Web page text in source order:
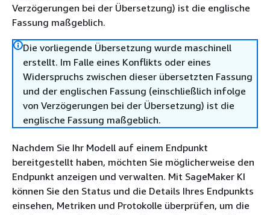
Verzögerungen bei der Übersetzung) ist die englische
Fassung maßgeblich.
Die vorliegende Übersetzung wurde maschinell
erstellt. Im Falle eines Konflikts oder eines
Widerspruchs zwischen dieser übersetzten Fassung
und der englischen Fassung (einschließlich infolge
von Verzögerungen bei der Übersetzung) ist die
englische Fassung maßgeblich.
Nachdem Sie Ihr Modell auf einem Endpunkt
bereitgestellt haben, möchten Sie möglicherweise den
Endpunkt anzeigen und verwalten. Mit SageMaker KI
können Sie den Status und die Details Ihres Endpunkts
einsehen, Metriken und Protokolle überprüfen, um die